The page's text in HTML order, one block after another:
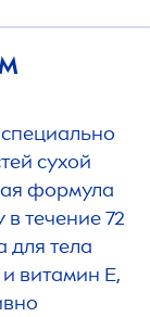
сухой
формула
течение 72
для тела
и витамин Е,